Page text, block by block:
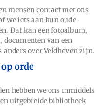
mensen contact met ons
we iets aan hun oude
Dat kan een fotoalbum,
van een
anders over Veldhoven zijn.
orde
hebben we ons inmiddels
uitgebreide bibliotheek